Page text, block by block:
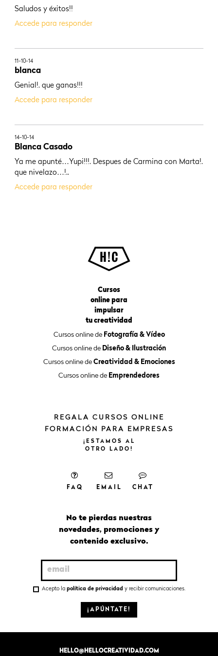
Saludos y éxitos!!
Accede para responder
11-10-14
blanca
Genial!. que ganas!!!
Accede para responder
14-10-14
Blanca Casado
Ya me apunté…Yupi!!!. Despues de Carmina con Marta!.
que nivelazo…!..
Accede para responder
Cursos
online para
impulsar
tu creatividad
Cursos online de Fotografía & Vídeo
Cursos online de Diseño & Ilustración
Cursos online de Creatividad & Emociones
Cursos online de Emprendedores
REGALA CURSOS ONLINE
FORMACIÓN PARA EMPRESAS
No te pierdas nuestras
novedades, promociones y
contenido exclusivo.
Acepto la política de privacidad y recibir comunicaciones.
¡APÚNTATE!
¡ESTAMOS
AL
OTRO
LADO!
FAQ EMAIL CHAT
HELLO@HELLOCREATIVIDAD.COM